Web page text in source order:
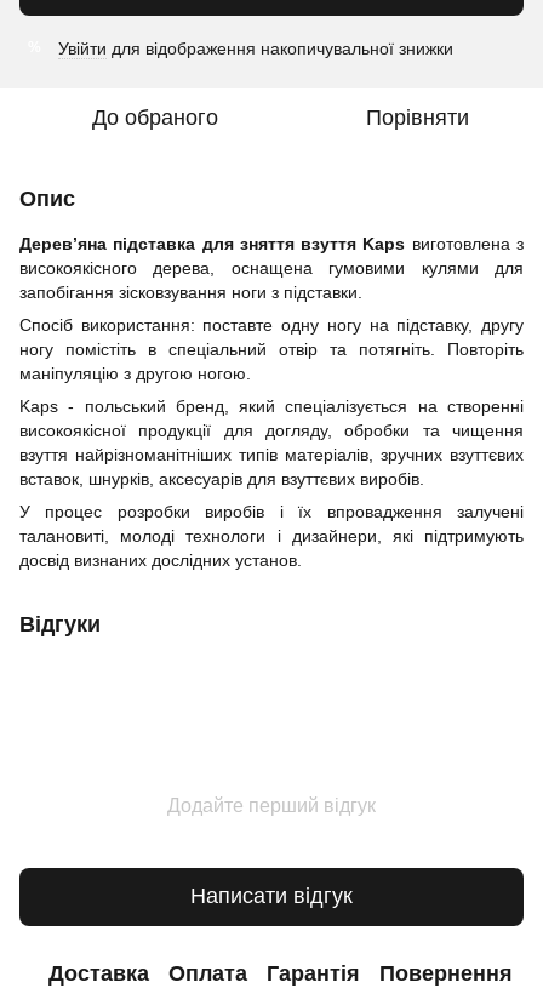
Увійти для відображення накопичувальної знижки
До обраного Порівняти
Опис
Дерев’яна підставка для зняття взуття Kaps виготовлена з
високоякісного дерева, оснащена гумовими кулями для
запобігання зісковзування ноги з підставки.
Спосіб використання: поставте одну ногу на підставку, другу
ногу помістіть в спеціальний отвір та потягніть. Повторіть
маніпуляцію з другою ногою.
Kaps - польський бренд, який спеціалізується на створенні
високоякісної продукції для догляду, обробки та чищення
взуття найрізноманітніших типів матеріалів, зручних взуттєвих
вставок, шнурків, аксесуарів для взуттєвих виробів.
У процес розробки виробів і їх впровадження залучені
талановиті, молоді технологи і дизайнери, які підтримують
досвід визнаних дослідних установ.
Відгуки
Додайте перший відгук
Написати відгук
Доставка Оплата Гарантія Повернення